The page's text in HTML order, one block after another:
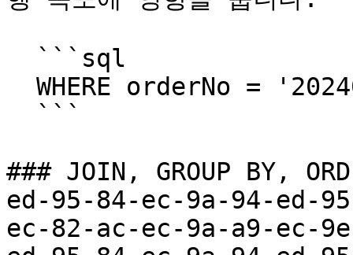
### JOIN, GROUP BY,
ed-95-84-ec-9a-94-ed-
ec-82-ac-ec-9a-a9-ec-